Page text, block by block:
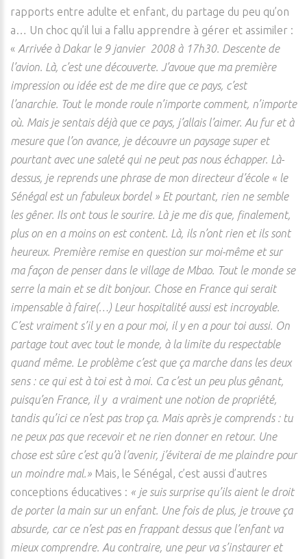
rapports entre adulte et enfant, du partage du peu qu’on
a… Un choc qu’il lui a fallu apprendre à gérer et assimiler :
« Arrivée à Dakar le 9 janvier 2008 à 17h30. Descente de
l’avion. Là, c’est une découverte. J’avoue que ma première
impression ou idée est de me dire que ce pays, c’est
l’anarchie. Tout le monde roule n’importe comment, n’importe
où. Mais je sentais déjà que ce pays, j’allais l’aimer. Au fur et à
mesure que l’on avance, je découvre un paysage super et
pourtant avec une saleté qui ne peut pas nous échapper. Là-
dessus, je reprends une phrase de mon directeur d’école « le
Sénégal est un fabuleux bordel » Et pourtant, rien ne semble
les gêner. Ils ont tous le sourire. Là je me dis que, finalement,
plus on en a moins on est content. Là, ils n’ont rien et ils sont
heureux. Première remise en question sur moi-même et sur
ma façon de penser dans le village de Mbao. Tout le monde se
serre la main et se dit bonjour. Chose en France qui serait
impensable à faire(…) Leur hospitalité aussi est incroyable.
C’est vraiment s’il y en a pour moi, il y en a pour toi aussi. On
partage tout avec tout le monde, à la limite du respectable
quand même. Le problème c’est que ça marche dans les deux
sens : ce qui est à toi est à moi. Ca c’est un peu plus gênant,
puisqu’en France, il y a vraiment une notion de propriété,
tandis qu’ici ce n’est pas trop ça. Mais après je comprends : tu
ne peux pas que recevoir et ne rien donner en retour. Une
chose est sûre c’est qu’à l’avenir, j’éviterai de me plaindre pour
un moindre mal.» Mais, le Sénégal, c’est aussi d’autres
conceptions éducatives : « je suis surprise qu’ils aient le droit
de porter la main sur un enfant. Une fois de plus, je trouve ça
absurde, car ce n’est pas en frappant dessus que l’enfant va
mieux comprendre. Au contraire, une peur va s’instaurer et